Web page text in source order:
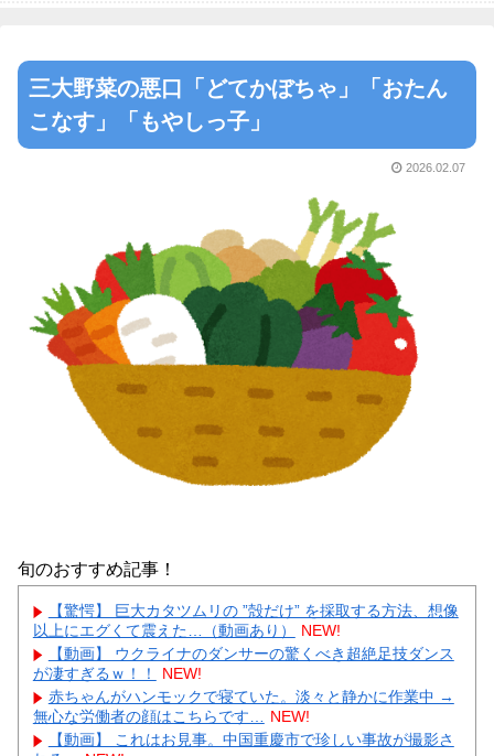
三大野菜の悪口「どてかぼちゃ」「おたん
こなす」「もやしっ子」
2026.02.07
旬のおすすめ記事！
【驚愕】 巨大カタツムリの ”殻だけ” を採取する方法、想像
以上にエグくて震えた…（動画あり）
NEW!
【動画】 ウクライナのダンサーの驚くべき超絶足技ダンス
が凄すぎるｗ！！
NEW!
赤ちゃんがハンモックで寝ていた。淡々と静かに作業中 →
無心な労働者の顔はこちらです…
NEW!
【動画】 これはお見事。中国重慶市で珍しい事故が撮影さ